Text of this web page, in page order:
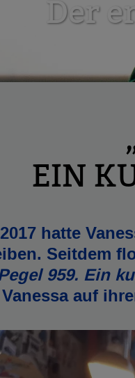
Der
EIN
hatte
Seitdem
959. Ein
auf